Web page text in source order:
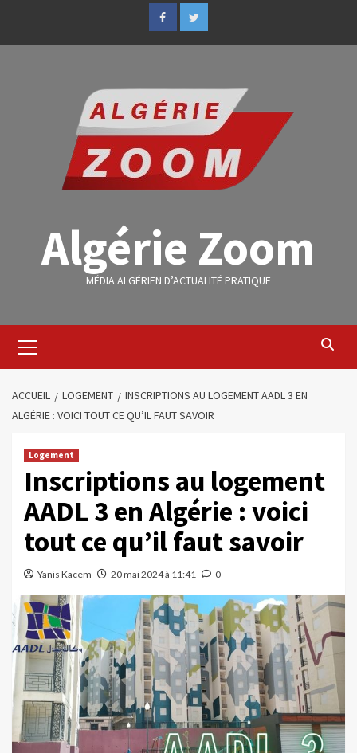
Algérie Zoom
MÉDIA ALGÉRIEN D’ACTUALITÉ PRATIQUE
ACCUEIL LOGEMENT
INSCRIPTIONS AU LOGEMENT AADL 3 EN
ALGÉRIE : VOICI TOUT CE QU’IL FAUT SAVOIR
Logement
Inscriptions au logement
AADL 3 en Algérie : voici
tout ce qu’il faut savoir
Yanis Kacem 20 mai 2024 à 11:41 0